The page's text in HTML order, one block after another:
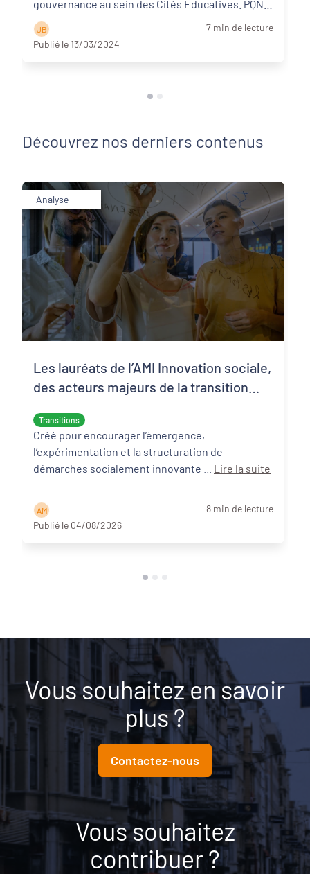
gouvernance au sein des Cités Educatives. PQN-
J B
7 min de lecture
Publié le 13/03/2024
Découvrez nos derniers contenus
Analyse
Transitions
Les lauréats de l’AMI Innovation sociale,
des acteurs majeurs de la transition
Créé pour encourager l’émergence,
l’expérimentation et la structuration de
Lire la suite
A M
8 min de lecture
Publié le 04/08/2026
Vous souhaitez en savoir
plus ?
Contactez-nous
Vous souhaitez
contribuer ?